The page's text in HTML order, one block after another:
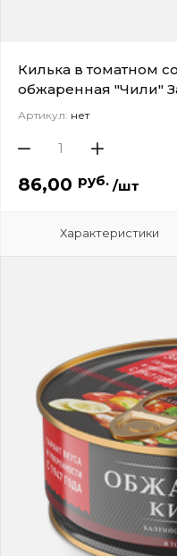
Килька в томатном
обжаренная "Чили"
Артикул: нет
86,00 руб. /шт
Характеристики